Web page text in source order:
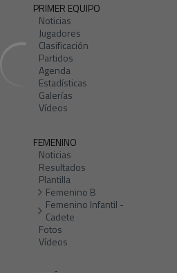
PRIMER EQUIPO
Noticias
Jugadores
Clasificación
Partidos
Agenda
Estadísticas
Galerías
Vídeos
FEMENINO
Noticias
Resultados
Plantilla
Femenino B
Femenino Infantil -
Cadete
Fotos
Vídeos